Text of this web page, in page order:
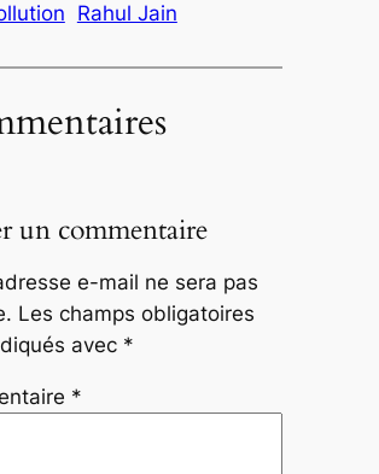
Rahul Jain
un commentaire
e-mail ne sera pas
Les champs obligatoires
avec *
*